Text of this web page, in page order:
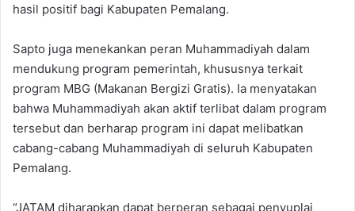
hasil positif bagi Kabupaten Pemalang.
Sapto juga menekankan peran Muhammadiyah dalam
mendukung program pemerintah, khususnya terkait
program MBG (Makanan Bergizi Gratis). Ia menyatakan
bahwa Muhammadiyah akan aktif terlibat dalam program
tersebut dan berharap program ini dapat melibatkan
cabang-cabang Muhammadiyah di seluruh Kabupaten
Pemalang.
“JATAM diharapkan dapat berperan sebagai penyuplai